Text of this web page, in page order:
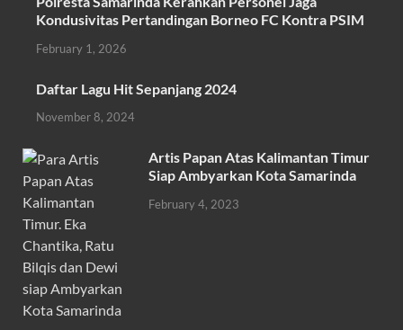
e
b
o
k
itt
er
at
p
p
ail ar
Kondusivitas Pertandingan Borneo FC Kontra PSIM
February 1, 2026
Daftar Lagu Hit Sepanjang 2024
November 8, 2024
Artis Papan Atas Kalimantan Timur
Siap Ambyarkan Kota Samarinda
February 4, 2023